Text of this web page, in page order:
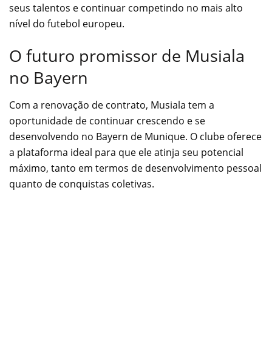
seus talentos e continuar competindo no mais alto
nível do futebol europeu.
O futuro promissor de Musiala
no Bayern
Com a renovação de contrato, Musiala tem a
oportunidade de continuar crescendo e se
desenvolvendo no Bayern de Munique. O clube oferece
a plataforma ideal para que ele atinja seu potencial
máximo, tanto em termos de desenvolvimento pessoal
quanto de conquistas coletivas.